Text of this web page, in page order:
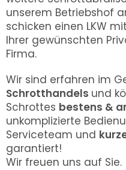
unserem Betriebshof
schicken einen LKW
Ihrer gewünschten
Firma.
Wir sind erfahren im
Schrotthandels und
Schrottes bestens &
unkomplizierte
Serviceteam und
garantiert!
Wir freuen uns auf Sie.